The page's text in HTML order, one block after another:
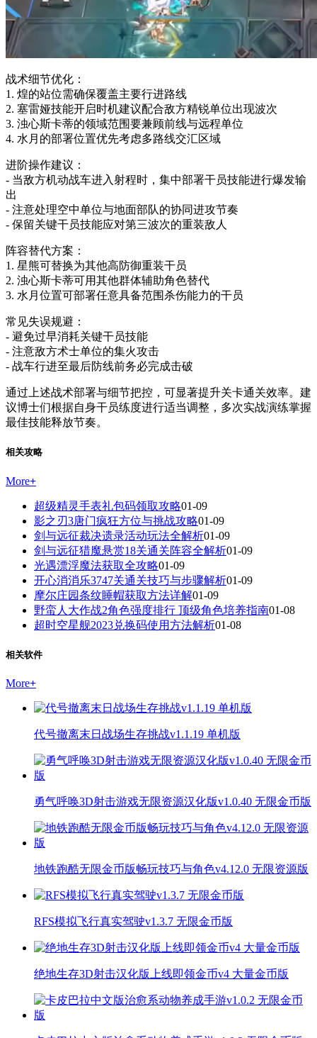
战术细节优化：
1. 煌的站位需确保覆盖主要行进路线
2. 塞雷娅技能开启时机建议配合敌方精锐单位出现波次
3. 浊心斯卡蒂的领域范围要兼顾前线与远程单位
4. 水月的部署位置优先考虑多路线交汇区域
进阶操作建议：
- 当敌方机动战车进入射程时，集中部署干员技能进行爆发输
出
- 注意处理空中单位与地面部队的协同进攻节奏
- 保留关键干员技能应对第三波次的重装敌人
阵容替代方案：
1. 星熊可替换为其他高防御重装干员
2. 浊心斯卡蒂可用其他群体辅助角色替代
3. 水月位置可部署任意具备范围杀伤能力的干员
常见失误规避：
- 避免过早消耗关键干员技能
- 注意敌方术士单位的集火攻击
- 战车行进至最后防线前务必完成击破
通过上述战术部署与细节把控，可显著提升关卡通关效率。建
议博士们根据自身干员练度进行适当调整，多次实战演练掌握
最佳技能释放节奏。
相关攻略
More+
超级精灵手表礼包码领取攻略01-09
影之刃3唐门疯狂方位与挑战攻略01-09
剑与远征裁决遗录活动玩法全解析01-09
剑与远征猎魔悬赏18关通关阵容全解析01-09
光遇漂浮魔法获取全攻略01-09
开心消消乐3747关通关技巧与步骤解析01-09
摩尔庄园条纹睡帽获取方法详解01-09
野蛮人大作战2角色强度排行 顶级角色培养指南01-08
超时空星舰2023兑换码使用方法解析01-08
相关软件
More+
代号撤离末日战场生存挑战v1.1.19 单机版
勇气呼唤3D射击游戏无限资源汉化版v1.0.40 无限金币版
地铁跑酷无限金币版畅玩技巧与角色v4.12.0 无限资源版
RFS模拟飞行真实驾驶v1.3.7 无限金币版
绝地生存3D射击汉化版上线即领金币v4 大量金币版